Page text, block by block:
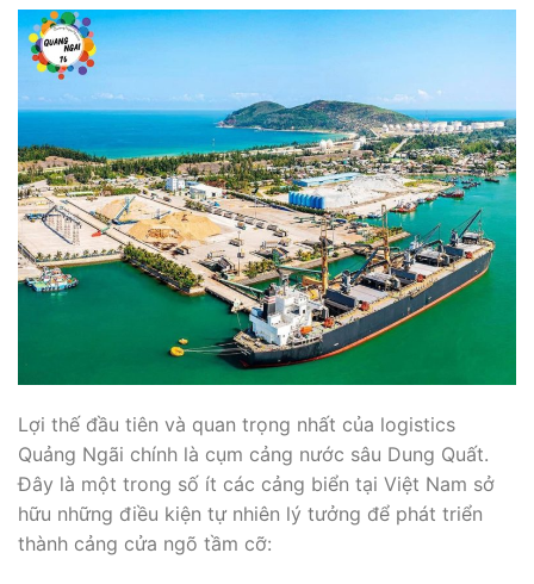
Lợi thế đầu tiên và quan trọng nhất của logistics
Quảng Ngãi chính là cụm cảng nước sâu Dung Quất.
Đây là một trong số ít các cảng biển tại Việt Nam sở
hữu những điều kiện tự nhiên lý tưởng để phát triển
thành cảng cửa ngõ tầm cỡ: